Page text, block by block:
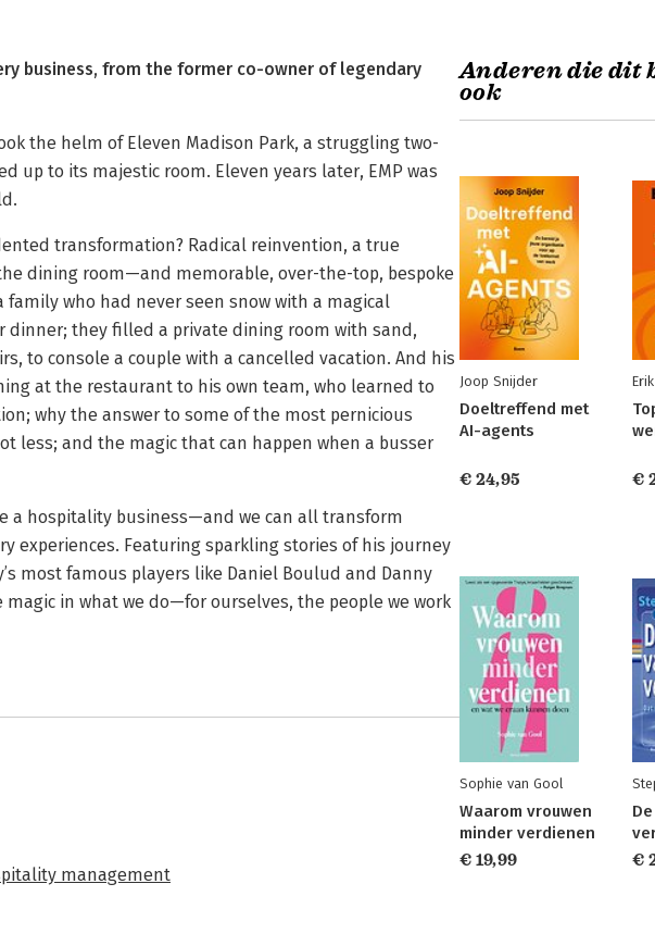
business, from the former co-owner of legendary
the helm of Eleven Madison Park, a struggling two-
up to its majestic room. Eleven years later, EMP was
transformation? Radical reinvention, a true
dining room—and memorable, over-the-top, bespoke
family who had never seen snow with a magical
they filled a private dining room with sand,
to console a couple with a cancelled vacation. And his
at the restaurant to his own team, who learned to
why the answer to some of the most pernicious
less; and the magic that can happen when a busser
a hospitality business—and we can all transform
experiences. Featuring sparkling stories of his journey
most famous players like Daniel Boulud and Danny
in what we do—for ourselves, the people we work
management
Anderen die dit
ook
Joop Snijder
Doeltreffend met
AI-agents
€ 24,95 €
Sophie van Gool
Waarom vrouwen
minder verdienen
€ 19,99
€